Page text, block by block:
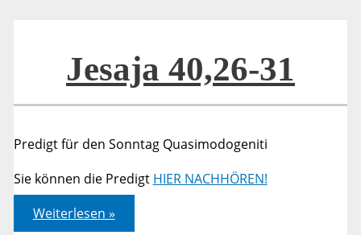
Jesaja 40,26-31
Predigt für den Sonntag Quasimodogeniti
Sie können die Predigt HIER NACHHÖREN!
Jesaja
40,26-
Weiterlesen »